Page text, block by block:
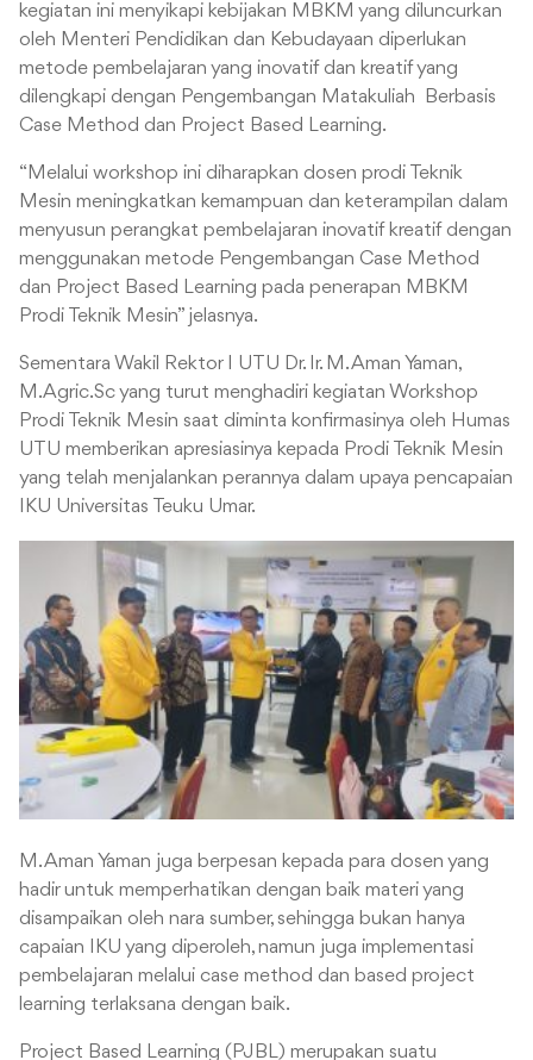
kegiatan ini menyikapi kebijakan MBKM yang diluncurkan
oleh Menteri Pendidikan dan Kebudayaan diperlukan
metode pembelajaran yang inovatif dan kreatif yang
dilengkapi dengan Pengembangan Matakuliah Berbasis
Case Method dan Project Based Learning.
“Melalui workshop ini diharapkan dosen prodi Teknik
Mesin meningkatkan kemampuan dan keterampilan dalam
menyusun perangkat pembelajaran inovatif kreatif dengan
menggunakan metode Pengembangan Case Method
dan Project Based Learning pada penerapan MBKM
Prodi Teknik Mesin” jelasnya.
Sementara Wakil Rektor I UTU Dr. Ir. M. Aman Yaman,
M.Agric.Sc yang turut menghadiri kegiatan Workshop
Prodi Teknik Mesin saat diminta konfirmasinya oleh Humas
UTU memberikan apresiasinya kepada Prodi Teknik Mesin
yang telah menjalankan perannya dalam upaya pencapaian
IKU Universitas Teuku Umar.
M. Aman Yaman juga berpesan kepada para dosen yang
hadir untuk memperhatikan dengan baik materi yang
disampaikan oleh nara sumber, sehingga bukan hanya
capaian IKU yang diperoleh, namun juga implementasi
pembelajaran melalui case method dan based project
learning terlaksana dengan baik.
Project Based Learning (PJBL) merupakan suatu